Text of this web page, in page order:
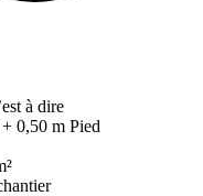
à dire
0,50 m Pied